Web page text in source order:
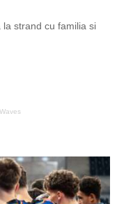
strand cu familia si